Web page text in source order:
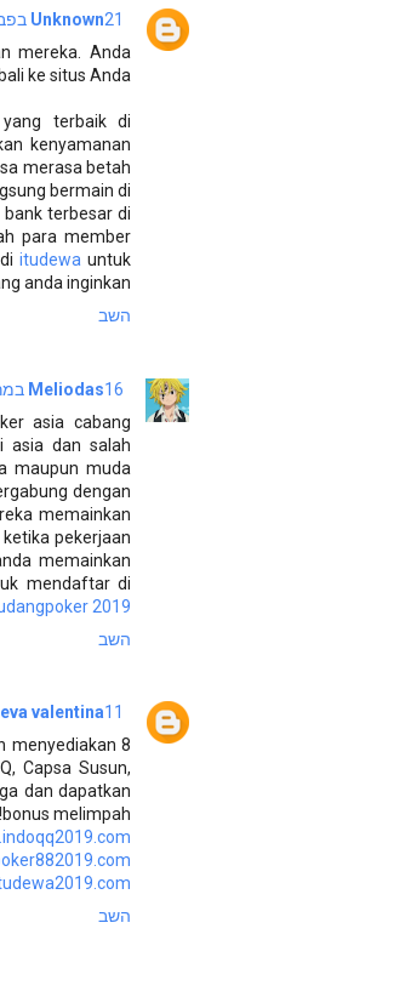
Unknown21 בפברואר 2019 בשעה 9:07
mereka. Anda
ke situs Anda.
yang terbaik di
kenyamanan
merasa betah
bermain di
terbesar di
para member
itudewa untuk
anda inginkan!
השב
Meliodas16 במרץ 2019 בשעה 9:41
asia cabang
asia dan salah
maupun muda
dengan
memainkan
pekerjaan
memainkan
mendaftar di
2019
השב
eva valentina11 בספטמבר 2019 בשעה 5:59
menyediakan 8
Capsa Susun,
dan dapatkan
bonus melimpah!!
השב